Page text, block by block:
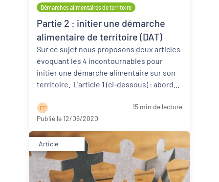
Démarches alimentaires de territoire
Partie 2 : initier une démarche
alimentaire de territoire (DAT)
Sur ce sujet nous proposons deux articles
évoquant les 4 incontournables pour
initier une démarche alimentaire sur son
territoire. L'article 1 (ci-dessous) : aborde
E P
15 min de lecture
Publié le 12/06/2020
Article